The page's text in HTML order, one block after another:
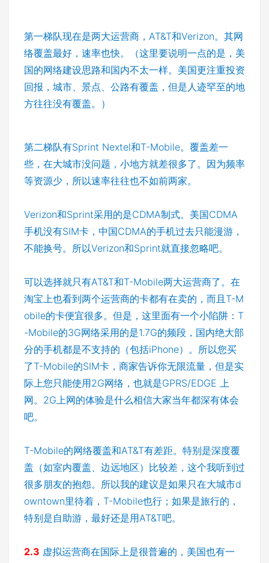
第一梯队现在是两大运营商，AT&T和Verizon。其网
络覆盖最好，速率也快。（这里要说明一点的是，美
国的网络建设思路和国内不太一样。美国更注重投资
回报，城市、景点、公路有覆盖，但是人迹罕至的地
方往往没有覆盖。）
第二梯队有Sprint Nextel和T-Mobile。覆盖差一
些，在大城市没问题，小地方就差很多了。因为频率
等资源少，所以速率往往也不如前两家。
Verizon和Sprint采用的是CDMA制式。美国CDMA
手机没有SIM卡，中国CDMA的手机过去只能漫游，
不能换号。所以Verizon和Sprint就直接忽略吧。
可以选择就只有AT&T和T-Mobile两大运营商了。在
淘宝上也看到两个运营商的卡都有在卖的，而且T-M
obile的卡便宜很多。但是，这里面有一个小陷阱：T
-Mobile的3G网络采用的是1.7G的频段，国内绝大部
分的手机都是不支持的（包括iPhone）。所以您买
了T-Mobile的SIM卡，商家告诉你无限流量，但是实
际上您只能使用2G网络，也就是GPRS/EDGE 上
网。2G上网的体验是什么相信大家当年都深有体会
吧。
T-Mobile的网络覆盖和AT&T有差距。特别是深度覆
盖（如室内覆盖、边远地区）比较差，这个我听到过
很多朋友的抱怨。所以我的建议是如果只在大城市d
owntown里待着，T-Mobile也行；如果是旅行的，
特别是自助游，最好还是用AT&T吧。
2.3 虚拟运营商在国际上是很普遍的，美国也有一